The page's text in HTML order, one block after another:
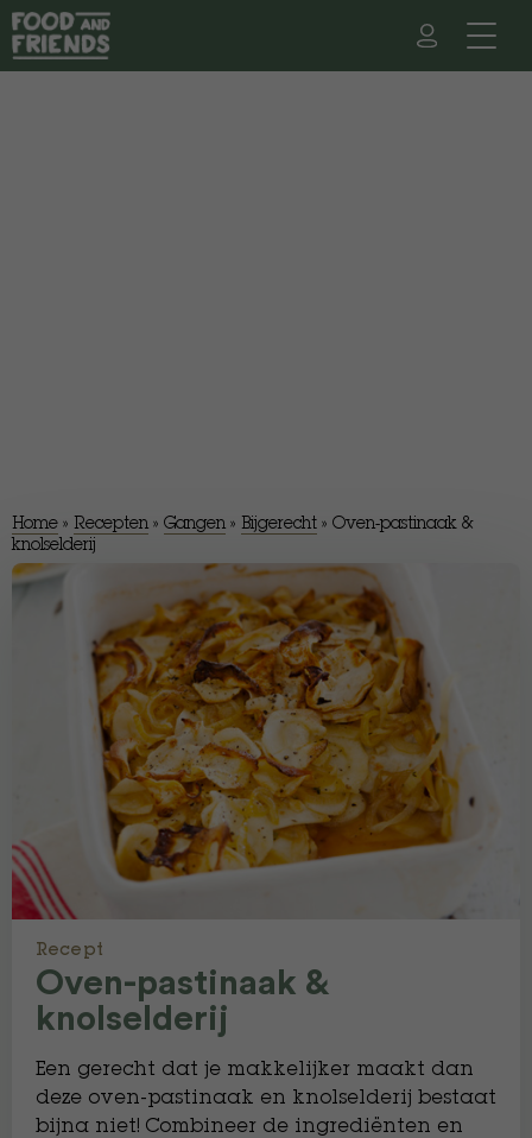
Home » Recepten » Gangen » Bijgerecht » Oven-pastinaak &
knolselderij
Recept
Oven-pastinaak &
knolselderij
Een gerecht dat je makkelijker maakt dan
deze oven-pastinaak en knolselderij bestaat
bijna niet! Combineer de ingrediënten en